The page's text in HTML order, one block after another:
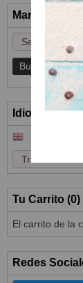
Marcas
Idioma
Tu Carrito (0)
El carrito de la
Redes